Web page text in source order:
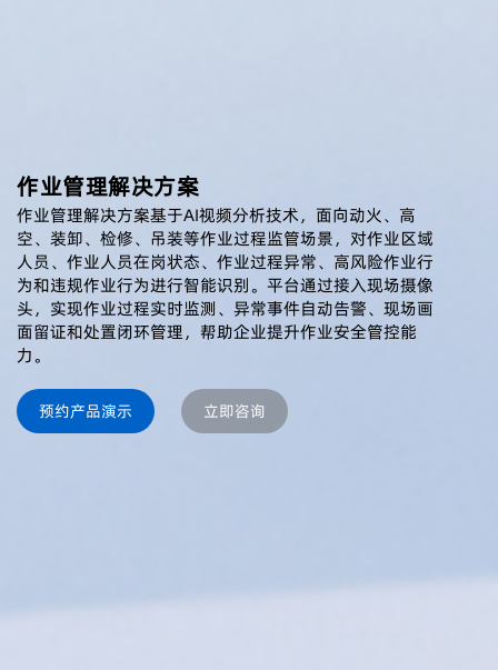
作业管理解决方案
作业管理解决方案基于AI视频分析技术，面向动火、高
空、装卸、检修、吊装等作业过程监管场景，对作业区域
人员、作业人员在岗状态、作业过程异常、高风险作业行
为和违规作业行为进行智能识别。平台通过接入现场摄像
头，实现作业过程实时监测、异常事件自动告警、现场画
面留证和处置闭环管理，帮助企业提升作业安全管控能
力。
预约产品演示 立即咨询